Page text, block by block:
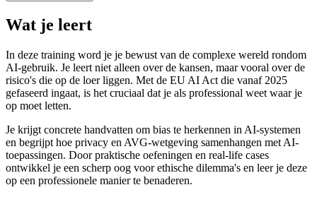
Wat je leert
In deze training word je je bewust van de complexe wereld rondom
AI-gebruik. Je leert niet alleen over de kansen, maar vooral over de
risico's die op de loer liggen. Met de EU AI Act die vanaf 2025
gefaseerd ingaat, is het cruciaal dat je als professional weet waar je
op moet letten.
Je krijgt concrete handvatten om bias te herkennen in AI-systemen
en begrijpt hoe privacy en AVG-wetgeving samenhangen met AI-
toepassingen. Door praktische oefeningen en real-life cases
ontwikkel je een scherp oog voor ethische dilemma's en leer je deze
op een professionele manier te benaderen.